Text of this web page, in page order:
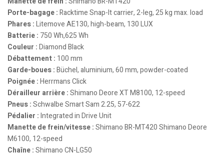
Porte-bagage :Racktime Snap-It carrier, 2-leg, 25 kg max. load
Phares :Litemove AE130, high-beam, 130 LUX
Batterie : 750 Wh,625 Wh
Couleur :Diamond Black
Débattement : 100 mm
Garde-boues :Büchel, aluminium, 60 mm, powder-coated
Poignée :Herrmans Click
Dérailleur arrière :Shimano Deore XT M8100, 12-speed
Pneus :Schwalbe Smart Sam 2.25, 57-622
Pédalier :Integrated in Drive Unit
Manette de frein/vitesse :Shimano BR-MT420 Shimano Deore
M6100, 12-speed
Chaîne :Shimano CN-LG50